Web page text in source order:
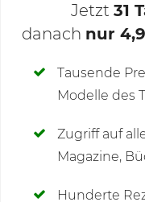
Deine Notizen
Jetzt 31
danach nur
Tausende
Modelle des
Zugriff auf
Magazine,
Hunderte